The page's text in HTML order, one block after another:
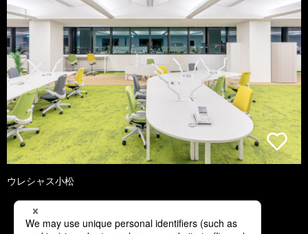
ウレシャス小松